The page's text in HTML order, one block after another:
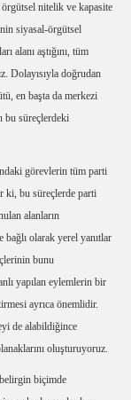
nitelik ve kapasite
siyasal-örgütsel
alanı aştığını, tüm
Dolayısıyla doğrudan
en başta da merkezi
bu süreçlerdeki
görevlerin tüm parti
ki, bu süreçlerde parti
alanların
olarak yerel yanıtlar
bunu
yapılan eylemlerin bir
ayrıca önemlidir.
de alabildiğince
oluşturuyoruz.
biçimde